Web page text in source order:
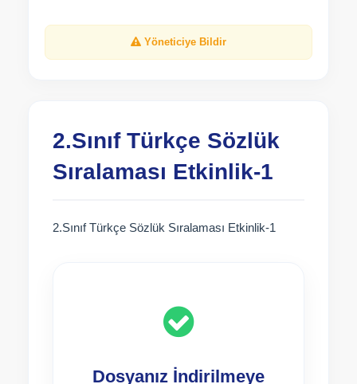
Yöneticiye Bildir
2.Sınıf Türkçe Sözlük
Sıralaması Etkinlik-1
2.Sınıf Türkçe Sözlük Sıralaması Etkinlik-1
Dosyanız İndirilmeye